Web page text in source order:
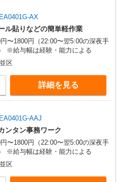
AX
ル貼りなどの簡単軽作業
〜1800円（22:00〜翌5:00の深夜手
当で時給UP） ※給与幅は経験・能力による
区
詳細を見る
AAJ
ンタン事務ワーク
〜1800円（22:00〜翌5:00の深夜手
当で時給UP） ※給与幅は経験・能力による
区